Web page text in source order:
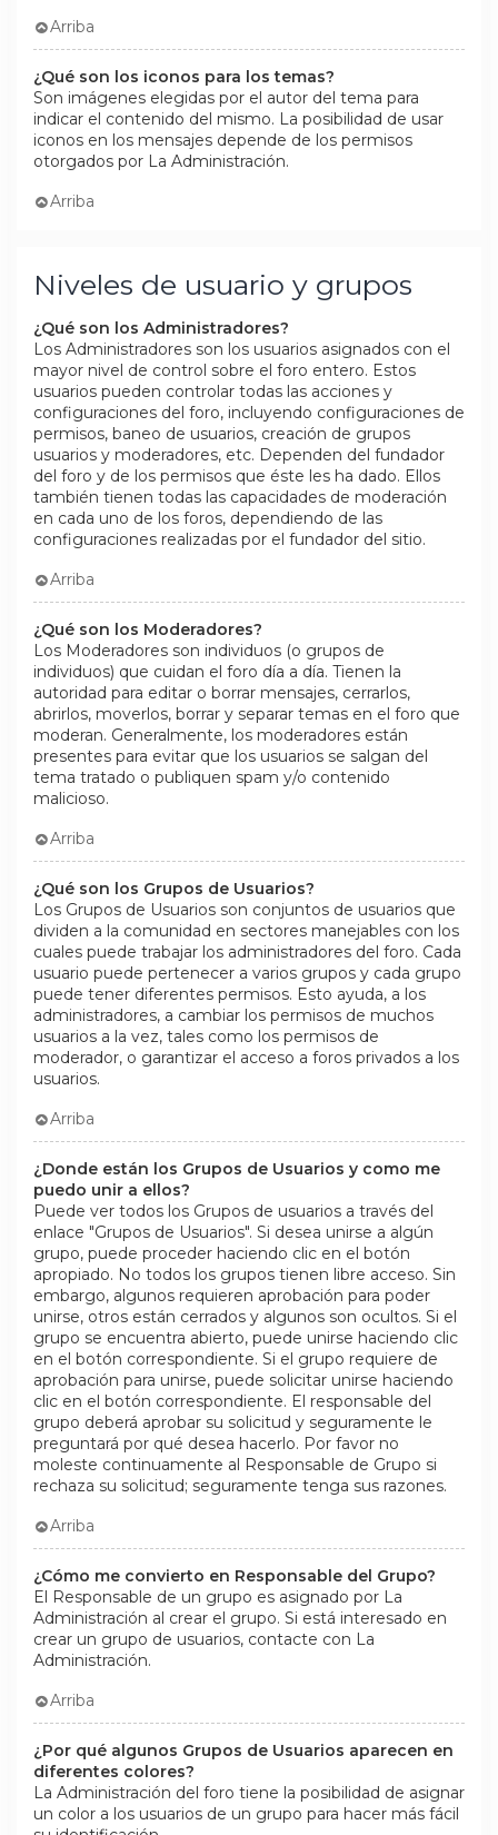
Arriba
¿Qué son los iconos para los temas?
Son imágenes elegidas por el autor del tema para
indicar el contenido del mismo. La posibilidad de usar
iconos en los mensajes depende de los permisos
otorgados por La Administración.
Arriba
Niveles de usuario y grupos
¿Qué son los Administradores?
Los Administradores son los usuarios asignados con el
mayor nivel de control sobre el foro entero. Estos
usuarios pueden controlar todas las acciones y
configuraciones del foro, incluyendo configuraciones de
permisos, baneo de usuarios, creación de grupos
usuarios y moderadores, etc. Dependen del fundador
del foro y de los permisos que éste les ha dado. Ellos
también tienen todas las capacidades de moderación
en cada uno de los foros, dependiendo de las
configuraciones realizadas por el fundador del sitio.
Arriba
¿Qué son los Moderadores?
Los Moderadores son individuos (o grupos de
individuos) que cuidan el foro día a día. Tienen la
autoridad para editar o borrar mensajes, cerrarlos,
abrirlos, moverlos, borrar y separar temas en el foro que
moderan. Generalmente, los moderadores están
presentes para evitar que los usuarios se salgan del
tema tratado o publiquen spam y/o contenido
malicioso.
Arriba
¿Qué son los Grupos de Usuarios?
Los Grupos de Usuarios son conjuntos de usuarios que
dividen a la comunidad en sectores manejables con los
cuales puede trabajar los administradores del foro. Cada
usuario puede pertenecer a varios grupos y cada grupo
puede tener diferentes permisos. Esto ayuda, a los
administradores, a cambiar los permisos de muchos
usuarios a la vez, tales como los permisos de
moderador, o garantizar el acceso a foros privados a los
usuarios.
Arriba
¿Donde están los Grupos de Usuarios y como me
puedo unir a ellos?
Puede ver todos los Grupos de usuarios a través del
enlace "Grupos de Usuarios". Si desea unirse a algún
grupo, puede proceder haciendo clic en el botón
apropiado. No todos los grupos tienen libre acceso. Sin
embargo, algunos requieren aprobación para poder
unirse, otros están cerrados y algunos son ocultos. Si el
grupo se encuentra abierto, puede unirse haciendo clic
en el botón correspondiente. Si el grupo requiere de
aprobación para unirse, puede solicitar unirse haciendo
clic en el botón correspondiente. El responsable del
grupo deberá aprobar su solicitud y seguramente le
preguntará por qué desea hacerlo. Por favor no
moleste continuamente al Responsable de Grupo si
rechaza su solicitud; seguramente tenga sus razones.
Arriba
¿Cómo me convierto en Responsable del Grupo?
El Responsable de un grupo es asignado por La
Administración al crear el grupo. Si está interesado en
crear un grupo de usuarios, contacte con La
Administración.
Arriba
¿Por qué algunos Grupos de Usuarios aparecen en
diferentes colores?
La Administración del foro tiene la posibilidad de asignar
un color a los usuarios de un grupo para hacer más fácil